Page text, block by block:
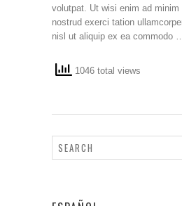
volutpat. Ut wisi enim ad minim
nostrud exerci tation
nisl ut aliquip ex ea commodo …
1046 total views